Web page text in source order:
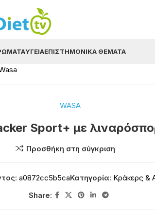
ΥΓΕΊΑΕΠΙΣΤΗΜΟΝΙΚΆ ΘΈΜΑΤΑ
WASA
Sport+ με
Προσθήκη στη σύγκριση
a0872cc5b5caΚατηγορία: Κράκερς &
Share: